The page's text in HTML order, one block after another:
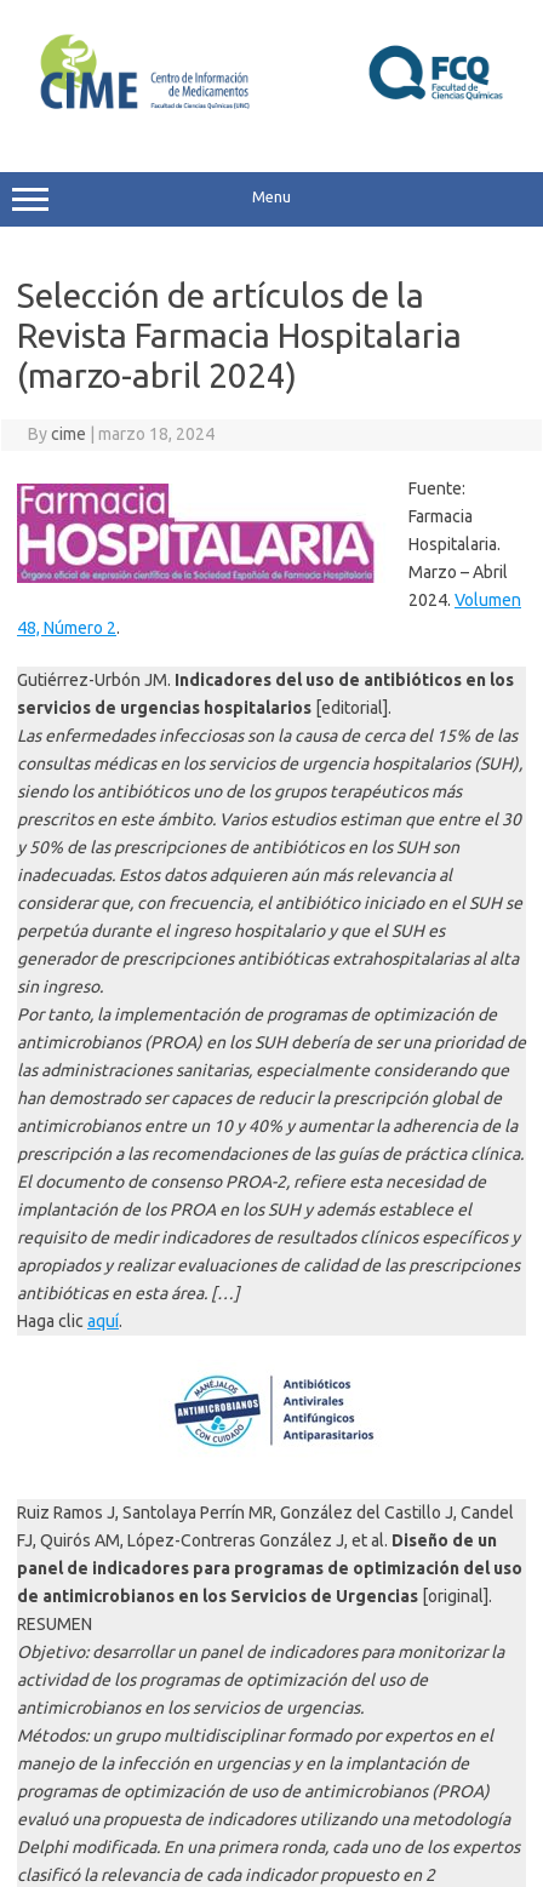
content
Menu
Selección de artículos de la
Revista Farmacia Hospitalaria
(marzo-abril 2024)
Bycime marzo 18, 2024
Fuente:
Farmacia
Hospitalaria.
Marzo – Abril
2024. Volumen
48, Número 2.
Gutiérrez-Urbón JM. Indicadores del uso de antibióticos en los
servicios de urgencias hospitalarios [editorial].
Las enfermedades infecciosas son la causa de cerca del 15% de las
consultas médicas en los servicios de urgencia hospitalarios (SUH),
siendo los antibióticos uno de los grupos terapéuticos más
prescritos en este ámbito. Varios estudios estiman que entre el 30
y 50% de las prescripciones de antibióticos en los SUH son
inadecuadas. Estos datos adquieren aún más relevancia al
considerar que, con frecuencia, el antibiótico iniciado en el SUH se
perpetúa durante el ingreso hospitalario y que el SUH es
generador de prescripciones antibióticas extrahospitalarias al alta
sin ingreso.
Por tanto, la implementación de programas de optimización de
antimicrobianos (PROA) en los SUH debería de ser una prioridad de
las administraciones sanitarias, especialmente considerando que
han demostrado ser capaces de reducir la prescripción global de
antimicrobianos entre un 10 y 40% y aumentar la adherencia de la
prescripción a las recomendaciones de las guías de práctica clínica.
El documento de consenso PROA-2, refiere esta necesidad de
implantación de los PROA en los SUH y además establece el
requisito de medir indicadores de resultados clínicos específicos y
apropiados y realizar evaluaciones de calidad de las prescripciones
antibióticas en esta área. […]
Haga clic aquí.
Ruiz Ramos J, Santolaya Perrín MR, González del Castillo J, Candel
FJ, Quirós AM, López-Contreras González J, et al. Diseño de un
panel de indicadores para programas de optimización del uso
de antimicrobianos en los Servicios de Urgencias [original].
RESUMEN
Objetivo: desarrollar un panel de indicadores para monitorizar la
actividad de los programas de optimización del uso de
antimicrobianos en los servicios de urgencias.
Métodos: un grupo multidisciplinar formado por expertos en el
manejo de la infección en urgencias y en la implantación de
programas de optimización de uso de antimicrobianos (PROA)
evaluó una propuesta de indicadores utilizando una metodología
Delphi modificada. En una primera ronda, cada uno de los expertos
clasificó la relevancia de cada indicador propuesto en 2